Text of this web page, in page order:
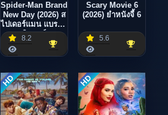
Spider-Man Brand
New Day (2026) ส
ไปเดอร์แมน แบรนด์
นิว เดย์
8.2
Scary Movie 6
(2026) ยำหนังจี้ 6
5.6
HD HD